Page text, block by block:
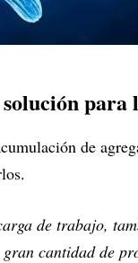
para
de
de trabajo,
cantidad de